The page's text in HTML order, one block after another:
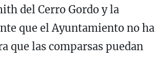
del Cerro Gordo y la
que el Ayuntamiento no ha
que las comparsas puedan